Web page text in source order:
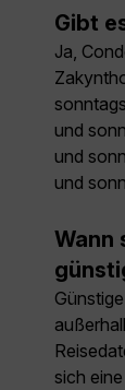
Gibt
Ja,
und
und
und
Wann
sich